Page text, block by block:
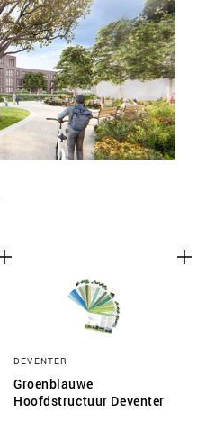
DEVENTER
Groenblauwe
Hoofdstructuur Deventer